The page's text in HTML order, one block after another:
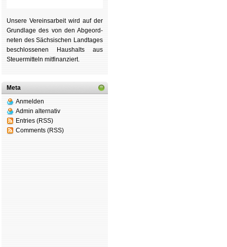
Unsere Ver­eins­ar­beit wird auf der
Grund­lage des von den Ab­ge­ord­
ne­ten des Säch­si­schen Land­tages
be­schlos­se­nen Haus­halts aus
Steu­er­mitteln mit­fi­nan­ziert.
Meta
Anmelden
Admin alternativ
Entries (RSS)
Comments (RSS)